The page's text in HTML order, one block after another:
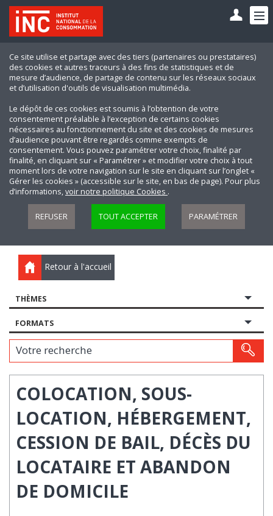
Ce site utilise et partage avec des tiers (partenaires ou prestataires)
des cookies et autres traceurs à des fins de statistiques et de
mesure d’audience, de partage de contenu sur les réseaux sociaux
et d’utilisation d'outils de visualisation multimédia.
Le dépôt de ces cookies est soumis à l’obtention de votre
consentement préalable à l’exception de certains cookies
nécessaires au fonctionnement du site et des cookies de mesures
d’audience pouvant être regardés comme exempts de
consentement. Vous pouvez paramétrer votre choix, finalité par
finalité, en cliquant sur « Paramétrer » et modifier votre choix à tout
moment lors de votre navigation sur le site en cliquant sur l’onglet «
Gérer les cookies » (accessible sur le site, en bas de page). Pour plus
d’informations,voir notre politique Cookies .
REFUSER TOUT ACCEPTER PARAMÉTRER
Retour à l'accueil
THÈMES
FORMATS
Votre recherche
COLOCATION, SOUS-
LOCATION, HÉBERGEMENT,
CESSION DE BAIL, DÉCÈS DU
LOCATAIRE ET ABANDON
DE DOMICILE